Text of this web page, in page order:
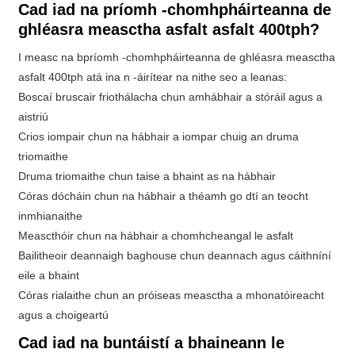
Cad iad na príomh -chomhpháirteanna de
ghléasra measctha asfalt asfalt 400tph?
I measc na bpríomh -chomhpháirteanna de ghléasra measctha
asfalt 400tph atá ina n -áirítear na nithe seo a leanas:
Boscaí bruscair friothálacha chun amhábhair a stóráil agus a
aistriú
Crios iompair chun na hábhair a iompar chuig an druma
triomaithe
Druma triomaithe chun taise a bhaint as na hábhair
Córas dócháin chun na hábhair a théamh go dtí an teocht
inmhianaithe
Meascthóir chun na hábhair a chomhcheangal le asfalt
Bailitheoir deannaigh baghouse chun deannach agus cáithníní
eile a bhaint
Córas rialaithe chun an próiseas measctha a mhonatóireacht
agus a choigeartú
Cad iad na buntáistí a bhaineann le